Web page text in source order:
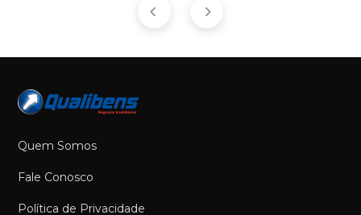
Quem Somos
Fale Conosco
Política de Privacidade